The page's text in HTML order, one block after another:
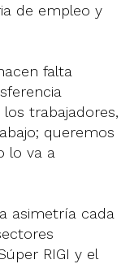
de empleo y
falta
trabajadores,
queremos
lo va a
asimetría cada
RIGI y el